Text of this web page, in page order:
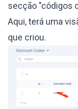
secção "códigos
Aqui, terá uma
que criou.